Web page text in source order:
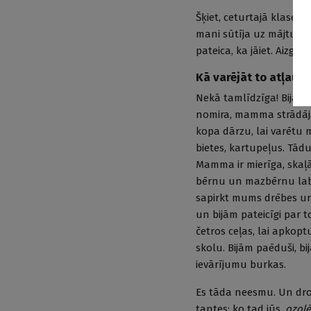
Šķiet, ceturtajā klasē
mani sūtīja uz
pateica, ka jāiet.
Kā varējāt to
Nekā tamlīdzīga! Bijām
nomira, mamma
kopa dārzu, lai varētu
bietes, kartupeļus.
Mamma ir mierīga,
bērnu un mazbērnu
sapirkt mums drēbes
un bijām pateicīgi par
četros ceļas, lai
skolu. Bijām paēduši,
ievārījumu burkas.
Es tāda neesmu. Un